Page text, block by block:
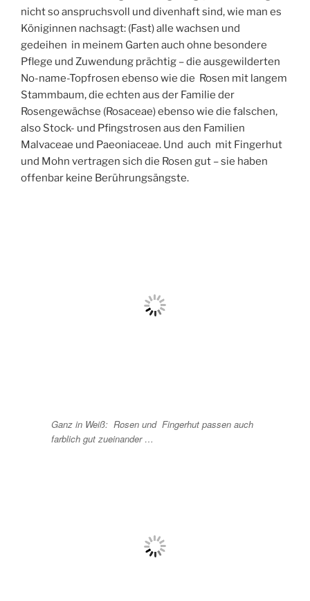
nicht so anspruchsvoll und divenhaft sind, wie man es
Königinnen nachsagt: (Fast) alle wachsen und
gedeihen in meinem Garten auch ohne besondere
Pflege und Zuwendung prächtig – die ausgewilderten
No-name-Topfrosen ebenso wie die Rosen mit langem
Stammbaum, die echten aus der Familie der
Rosengewächse (Rosaceae)ebenso wie die falschen,
also Stock- und Pfingstrosen aus den Familien
Malvaceae und Paeoniaceae. Und auch mit Fingerhut
und Mohn vertragen sich die Rosen gut – sie haben
offenbar keine Berührungsängste.
Ganz in Weiß: Rosen und Fingerhut passen auch
farblich gut zueinander …